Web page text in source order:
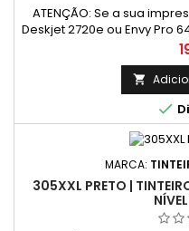
ATENÇÃO: Se a sua
Deskjet 2720e ou Envy Pro
o programa HP+ pode
reciclados. O HP+
nuvem, mas requer
Internet. Recomendação:


MARCA:
305XXL PRETO |